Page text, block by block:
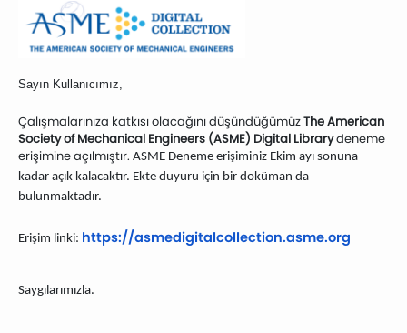
Sayın Kullanıcımız,
Çalışmalarınıza katkısı olacağını düşündüğümüzThe American
Society of Mechanical Engineers (ASME) Digital Librarydeneme
erişimine açılmıştır. ASME Deneme erişiminiz Ekim ayı sonuna
kadar açık kalacaktır. Ekte duyuru için bir doküman da
bulunmaktadır.
Erişim linki: https://asmedigitalcollection.asme.org
Saygılarımızla.